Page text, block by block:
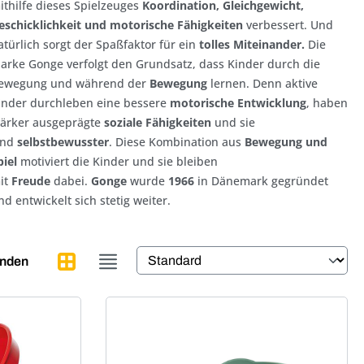
dieses Spielzeuges Koordination, Gleichgewicht,
und motorische Fähigkeiten verbessert. Und
sorgt der Spaßfaktor für ein tolles Miteinander. Die
Gonge verfolgt den Grundsatz, dass Kinder durch die
und während der Bewegung lernen. Denn aktive
durchleben eine bessere motorische Entwicklung, haben
ausgeprägte soziale Fähigkeiten und sie
selbstbewusster. Diese Kombination aus Bewegung und
motiviert die Kinder und sie bleiben
Freude dabei. Gonge wurde 1966 in Dänemark gegründet
entwickelt sich stetig weiter.